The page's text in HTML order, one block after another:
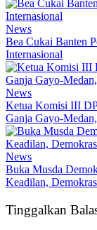
News
Bea Cukai Banten
Internasional
News
Ketua Komisi III
Ganja Gayo-
News
Buka Musda
Keadilan,
Tinggalkan